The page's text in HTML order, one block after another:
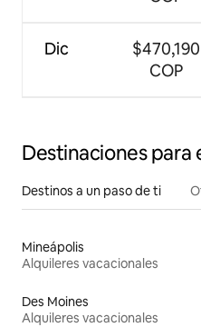
Dic
$470,190
COP
Destinaciones para
Destinos a un paso de ti
Mineápolis
Alquileres vacacionales
Des Moines
Alquileres vacacionales